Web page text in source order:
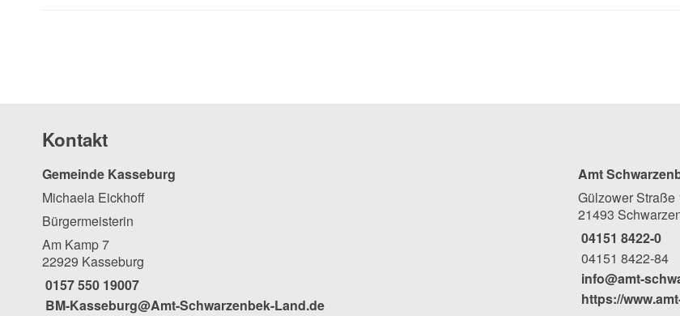
Kontakt
Gemeinde Kasseburg
Michaela Eickhoff
Bürgermeisterin
Am Kamp 7
22929 Kasseburg
0157 550 19007
BM-Kasseburg@Amt-Schwarzenbek-Land.de
Amt
Gülzower Straße
21493
04151 8422-0
04151 8422-84
info@amt-
https://